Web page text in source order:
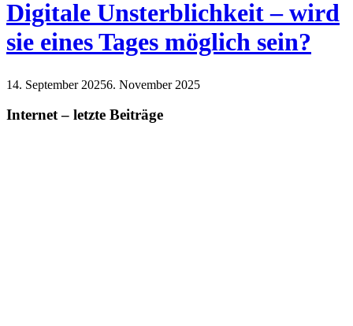
Digitale Unsterblichkeit – wird
sie eines Tages möglich sein?
14. September 20256. November 2025
Internet – letzte Beiträge